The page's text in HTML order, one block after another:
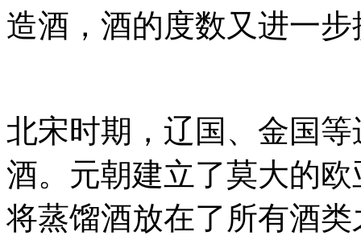
造酒，酒的度数又进一
北宋时期，辽国、金国
酒。元朝建立了莫大的
将蒸馏酒放在了所有酒